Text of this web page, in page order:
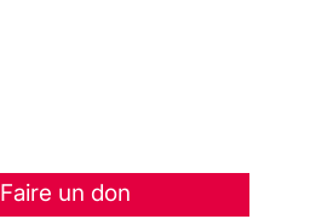
Faire un don